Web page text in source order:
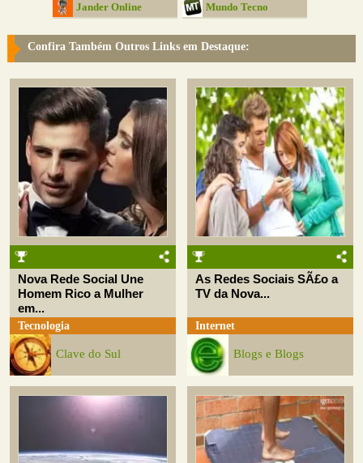
Jander Online Mundo Tecno
Confira Também Outros Links em Destaque:
Nova Rede Social Une
Homem Rico a Mulher
em...
Tecnologia
Clave do Sul
As Redes Sociais SÃ£o a
TV da Nova...
Internet
Blogs e Blogs